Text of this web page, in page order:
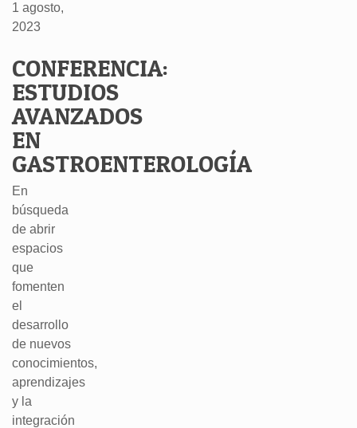
1 agosto,
2023
CONFERENCIA:
ESTUDIOS
AVANZADOS
EN
GASTROENTEROLOGÍA
En
búsqueda
de abrir
espacios
que
fomenten
el
desarrollo
de nuevos
conocimientos,
aprendizajes
y la
integración